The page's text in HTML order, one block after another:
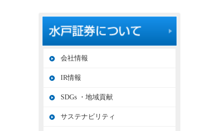
会社情報
IR情報
SDGs ・地域貢献
サステナビリティ